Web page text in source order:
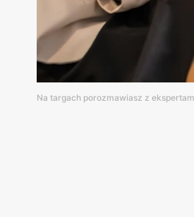
Na targach porozmawiasz z